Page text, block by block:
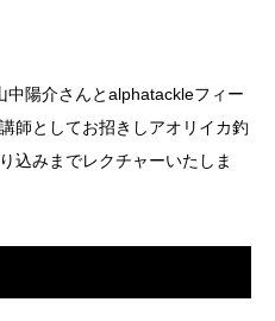
中陽介さんとalphatackleフィー
師としてお招きしアオリイカ釣
込みまでレクチャーいたしま